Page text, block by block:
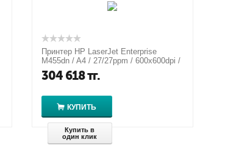
Принтер HP LaserJet Enterprise
M455dn / A4 / 27/27ppm / 600x600dpi /
1.25Gb / 800MHz / USB / LAN ...
304 618тг.
КУПИТЬ
Купить в
один клик